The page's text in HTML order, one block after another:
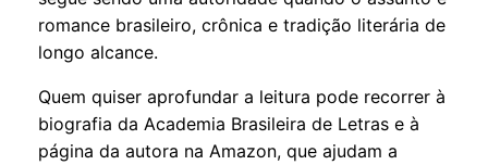
romance brasileiro, crônica e tradição literária de
longo alcance.
Quem quiser aprofundar a leitura pode recorrer à
biografia da Academia Brasileira de Letras e à
página da autora na Amazon, que ajudam a